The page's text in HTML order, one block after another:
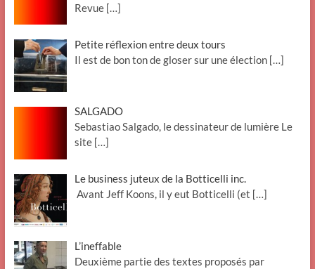
Revue […]
Petite réflexion entre deux tours
Il est de bon ton de gloser sur une élection […]
SALGADO
Sebastiao Salgado, le dessinateur de lumière Le
site […]
Le business juteux de la Botticelli inc.
Avant Jeff Koons, il y eut Botticelli (et […]
L’ineffable
Deuxième partie des textes proposés par